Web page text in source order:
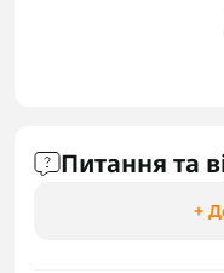
Питання та
+